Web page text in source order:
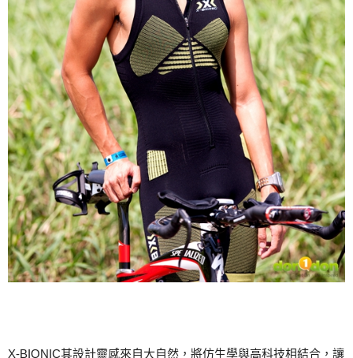
X-BIONIC其設計靈感來自大自然，將仿生學與高科技相結合，讓